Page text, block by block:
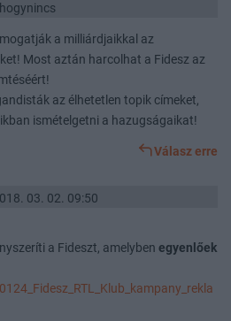
a milliárdjaikkal az
Most aztán harcolhat a Fidesz az
az élhetetlen topik címeket,
ismételgetni a hazugságaikat!
Válasz erre
03. 02. 09:50
a Fideszt, amelyben egyenlőek